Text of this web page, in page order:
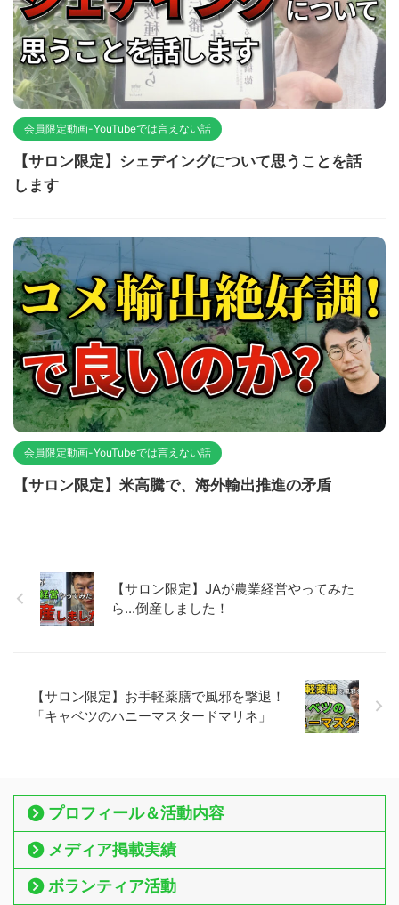
会員限定動画-YouTubeでは言えない話
【サロン限定】シェデイングについて思うことを話
します
会員限定動画-YouTubeでは言えない話
【サロン限定】米高騰で、海外輸出推進の矛盾
【サロン限定】JAが農業経営やってみた
ら...倒産しました！
【サロン限定】お手軽薬膳で風邪を撃退！
「キャベツのハニーマスタードマリネ」
プロフィール＆活動内容
メディア掲載実績
ボランティア活動